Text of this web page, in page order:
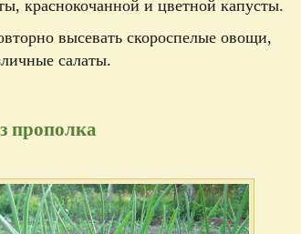
краснокочанной и цветной капусты.
высевать скороспелые овощи,
салаты.
прополка